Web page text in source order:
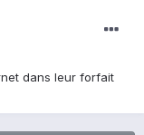
dans leur forfait